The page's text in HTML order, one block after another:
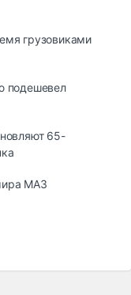
грузовиками
подешевел
65-
МАЗ